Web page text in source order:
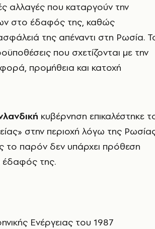
αλλαγές που καταργούν την
στο έδαφός της, καθώς
της απέναντι στη Ρωσία.
που σχετίζονται με την
προμήθεια και κατοχή
κυβέρνηση επικαλέστηκε
στην περιοχή λόγω της
το παρόν δεν υπάρχει πρόθεση
έδαφός της.
Ενέργειας του 1987